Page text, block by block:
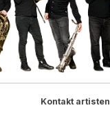
Kontakt artisten